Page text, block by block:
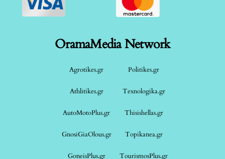
OramaMedia Network
Agrotikes.gr Politikes.gr
Athlitikes.gr Texnologika.gr
AutoMotoPlus.gr Thisishellas.gr
GnosiGiaOlous.gr Topikanea.gr
GoneisPlus.gr TourismosPlus.gr